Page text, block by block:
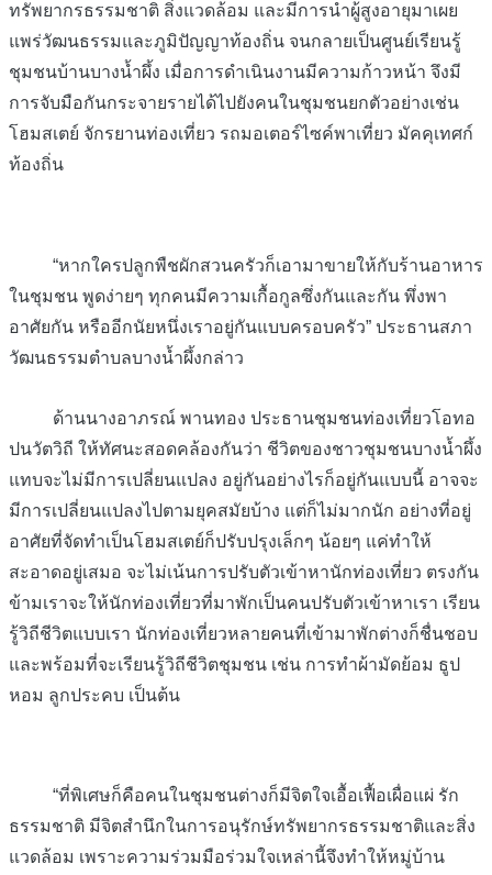
ทรัพยากรธรรมชาติ สิ่งแวดล้อม และมีการนำผู้สูงอายุมาเผย
แพร่วัฒนธรรมและภูมิปัญญาท้องถิ่น จนกลายเป็นศูนย์เรียนรู้
ชุมชนบ้านบางน้ำผึ้ง เมื่อการดำเนินงานมีความก้าวหน้า จึงมี
การจับมือกันกระจายรายได้ไปยังคนในชุมชนยกตัวอย่างเช่น
โฮมสเตย์ จักรยานท่องเที่ยว รถมอเตอร์ไซค์พาเที่ยว มัคคุเทศก์
ท้องถิ่น
“หากใครปลูกพืชผักสวนครัวก็เอามาขายให้กับร้านอาหาร
ในชุมชน พูดง่ายๆ ทุกคนมีความเกื้อกูลซึ่งกันและกัน พึ่งพา
อาศัยกัน หรืออีกนัยหนึ่งเราอยู่กันแบบครอบครัว” ประธานสภา
วัฒนธรรมตำบลบางน้ำผึ้งกล่าว
ด้านนางอาภรณ์ พานทอง ประธานชุมชนท่องเที่ยวโอทอ
ปนวัตวิถี ให้ทัศนะสอดคล้องกันว่า ชีวิตของชาวชุมชนบางน้ำผึ้ง
แทบจะไม่มีการเปลี่ยนแปลง อยู่กันอย่างไรก็อยู่กันแบบนี้ อาจจะ
มีการเปลี่ยนแปลงไปตามยุคสมัยบ้าง แต่ก็ไม่มากนัก อย่างที่อยู่
อาศัยที่จัดทำเป็นโฮมสเตย์ก็ปรับปรุงเล็กๆ น้อยๆ แค่ทำให้
สะอาดอยู่เสมอ จะไม่เน้นการปรับตัวเข้าหานักท่องเที่ยว ตรงกัน
ข้ามเราจะให้นักท่องเที่ยวที่มาพักเป็นคนปรับตัวเข้าหาเรา เรียน
รู้วิถีชีวิตแบบเรา นักท่องเที่ยวหลายคนที่เข้ามาพักต่างก็ชื่นชอบ
และพร้อมที่จะเรียนรู้วิถีชีวิตชุมชน เช่น การทำผ้ามัดย้อม ธูป
หอม ลูกประคบ เป็นต้น
“ที่พิเศษก็คือคนในชุมชนต่างก็มีจิตใจเอื้อเฟื้อเผื่อแผ่ รัก
ธรรมชาติ มีจิตสำนึกในการอนุรักษ์ทรัพยากรธรรมชาติและสิ่ง
แวดล้อม เพราะความร่วมมือร่วมใจเหล่านี้จึงทำให้หมู่บ้าน